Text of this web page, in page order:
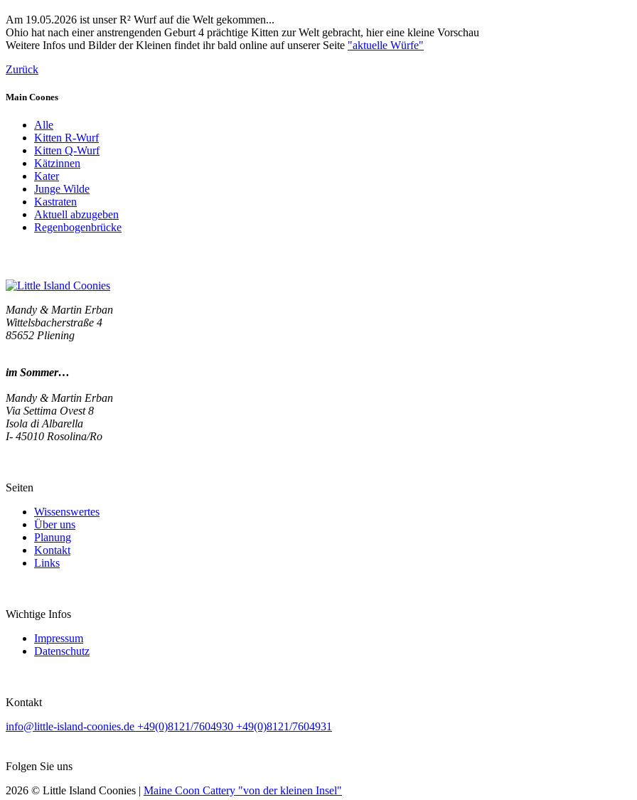
Am 19.05.2026 ist unser R² Wurf auf die Welt gekommen...
Ohio hat nach einer anstrengenden Geburt 4 prächtige Kitten zur Welt gebracht, hier eine kleine Vorschau
Weitere Infos und Bilder der Kleinen findet ihr bald online auf unserer Seite "aktuelle Würfe"
Zurück
Main Coones
Alle
Kitten R-Wurf
Kitten Q-Wurf
Kätzinnen
Kater
Junge Wilde
Kastraten
Aktuell abzugeben
Regenbogenbrücke
Mandy & Martin Erban
Wittelsbacherstraße 4
85652 Pliening
im Sommer…
Mandy & Martin Erban
Via Settima Ovest 8
Isola di Albarella
I- 45010 Rosolina/Ro
Seiten
Wissenswertes
Über uns
Planung
Kontakt
Links
Wichtige Infos
Impressum
Datenschutz
Kontakt
info@little-island-coonies.de +49(0)8121/7604930 +49(0)8121/7604931
Folgen Sie uns
2026 © Little Island Coonies | Maine Coon Cattery "von der kleinen Insel"